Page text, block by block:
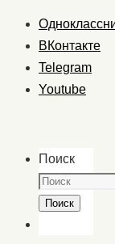
ВКонтакте
Telegram
Youtube
Поиск
Поиск